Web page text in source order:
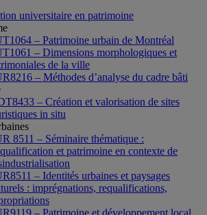
universitaire en patrimoine
– Patrimoine urbain de Montréal
– Dimensions morphologiques et
de la ville
– Méthodes d’analyse du cadre bâti
– Création et valorisation de sites
in situ
8511 – Séminaire thématique :
et patrimoine en contexte de
– Identités urbaines et paysages
: imprégnations, requalifications,
– Patrimoine et développement local